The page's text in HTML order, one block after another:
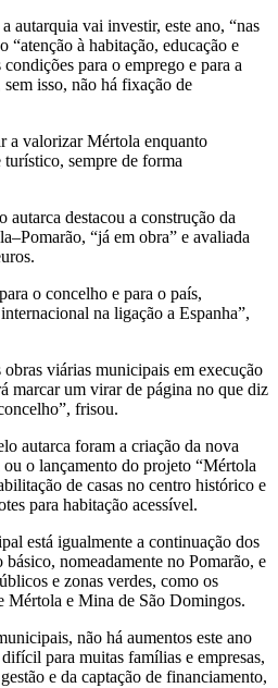
autarquia vai investir, este ano, “nas
“atenção à habitação, educação e
para o emprego e para a
isso, não há fixação de
a valorizar Mértola enquanto
sempre de forma
autarca destacou a construção da
“já em obra” e avaliada
o concelho e para o país,
na ligação a Espanha”,
obras viárias municipais em execução
marcar um virar de página no que diz
frisou.
autarca foram a criação da nova
o lançamento do projeto “Mértola
de casas no centro histórico e
para habitação acessível.
está igualmente a continuação dos
nomeadamente no Pomarão, e
e zonas verdes, como os
Mértola e Mina de São Domingos.
não há aumentos este ano
para muitas famílias e empresas,
e da captação de financiamento,